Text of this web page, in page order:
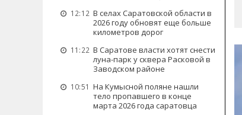
12:12 В селах Саратовской области в
2026 году обновят еще больше
километров дорог
11:22 В Саратове власти хотят снести
луна-парк у сквера Расковой в
Заводском районе
10:51 На Кумысной поляне нашли
тело пропавшего в конце
марта 2026 года саратовца